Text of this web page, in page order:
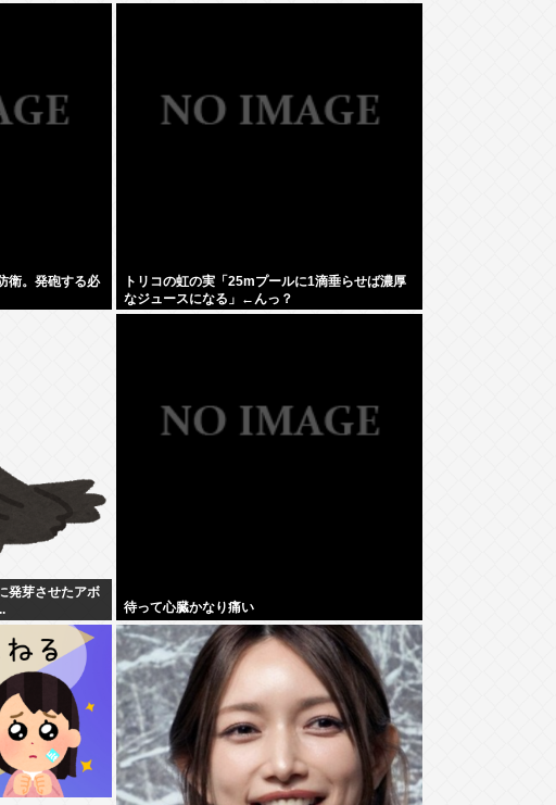
衛。発砲する必
トリコの虹の実「25mプールに1滴垂らせば濃厚
なジュースになる」←んっ？
発芽させたアボ
待って心臓かなり痛い